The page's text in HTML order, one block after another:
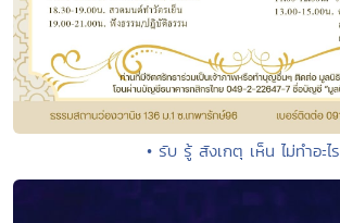
• รับ รู้ สังเกตุ เห็น ไม่ทำอะไร